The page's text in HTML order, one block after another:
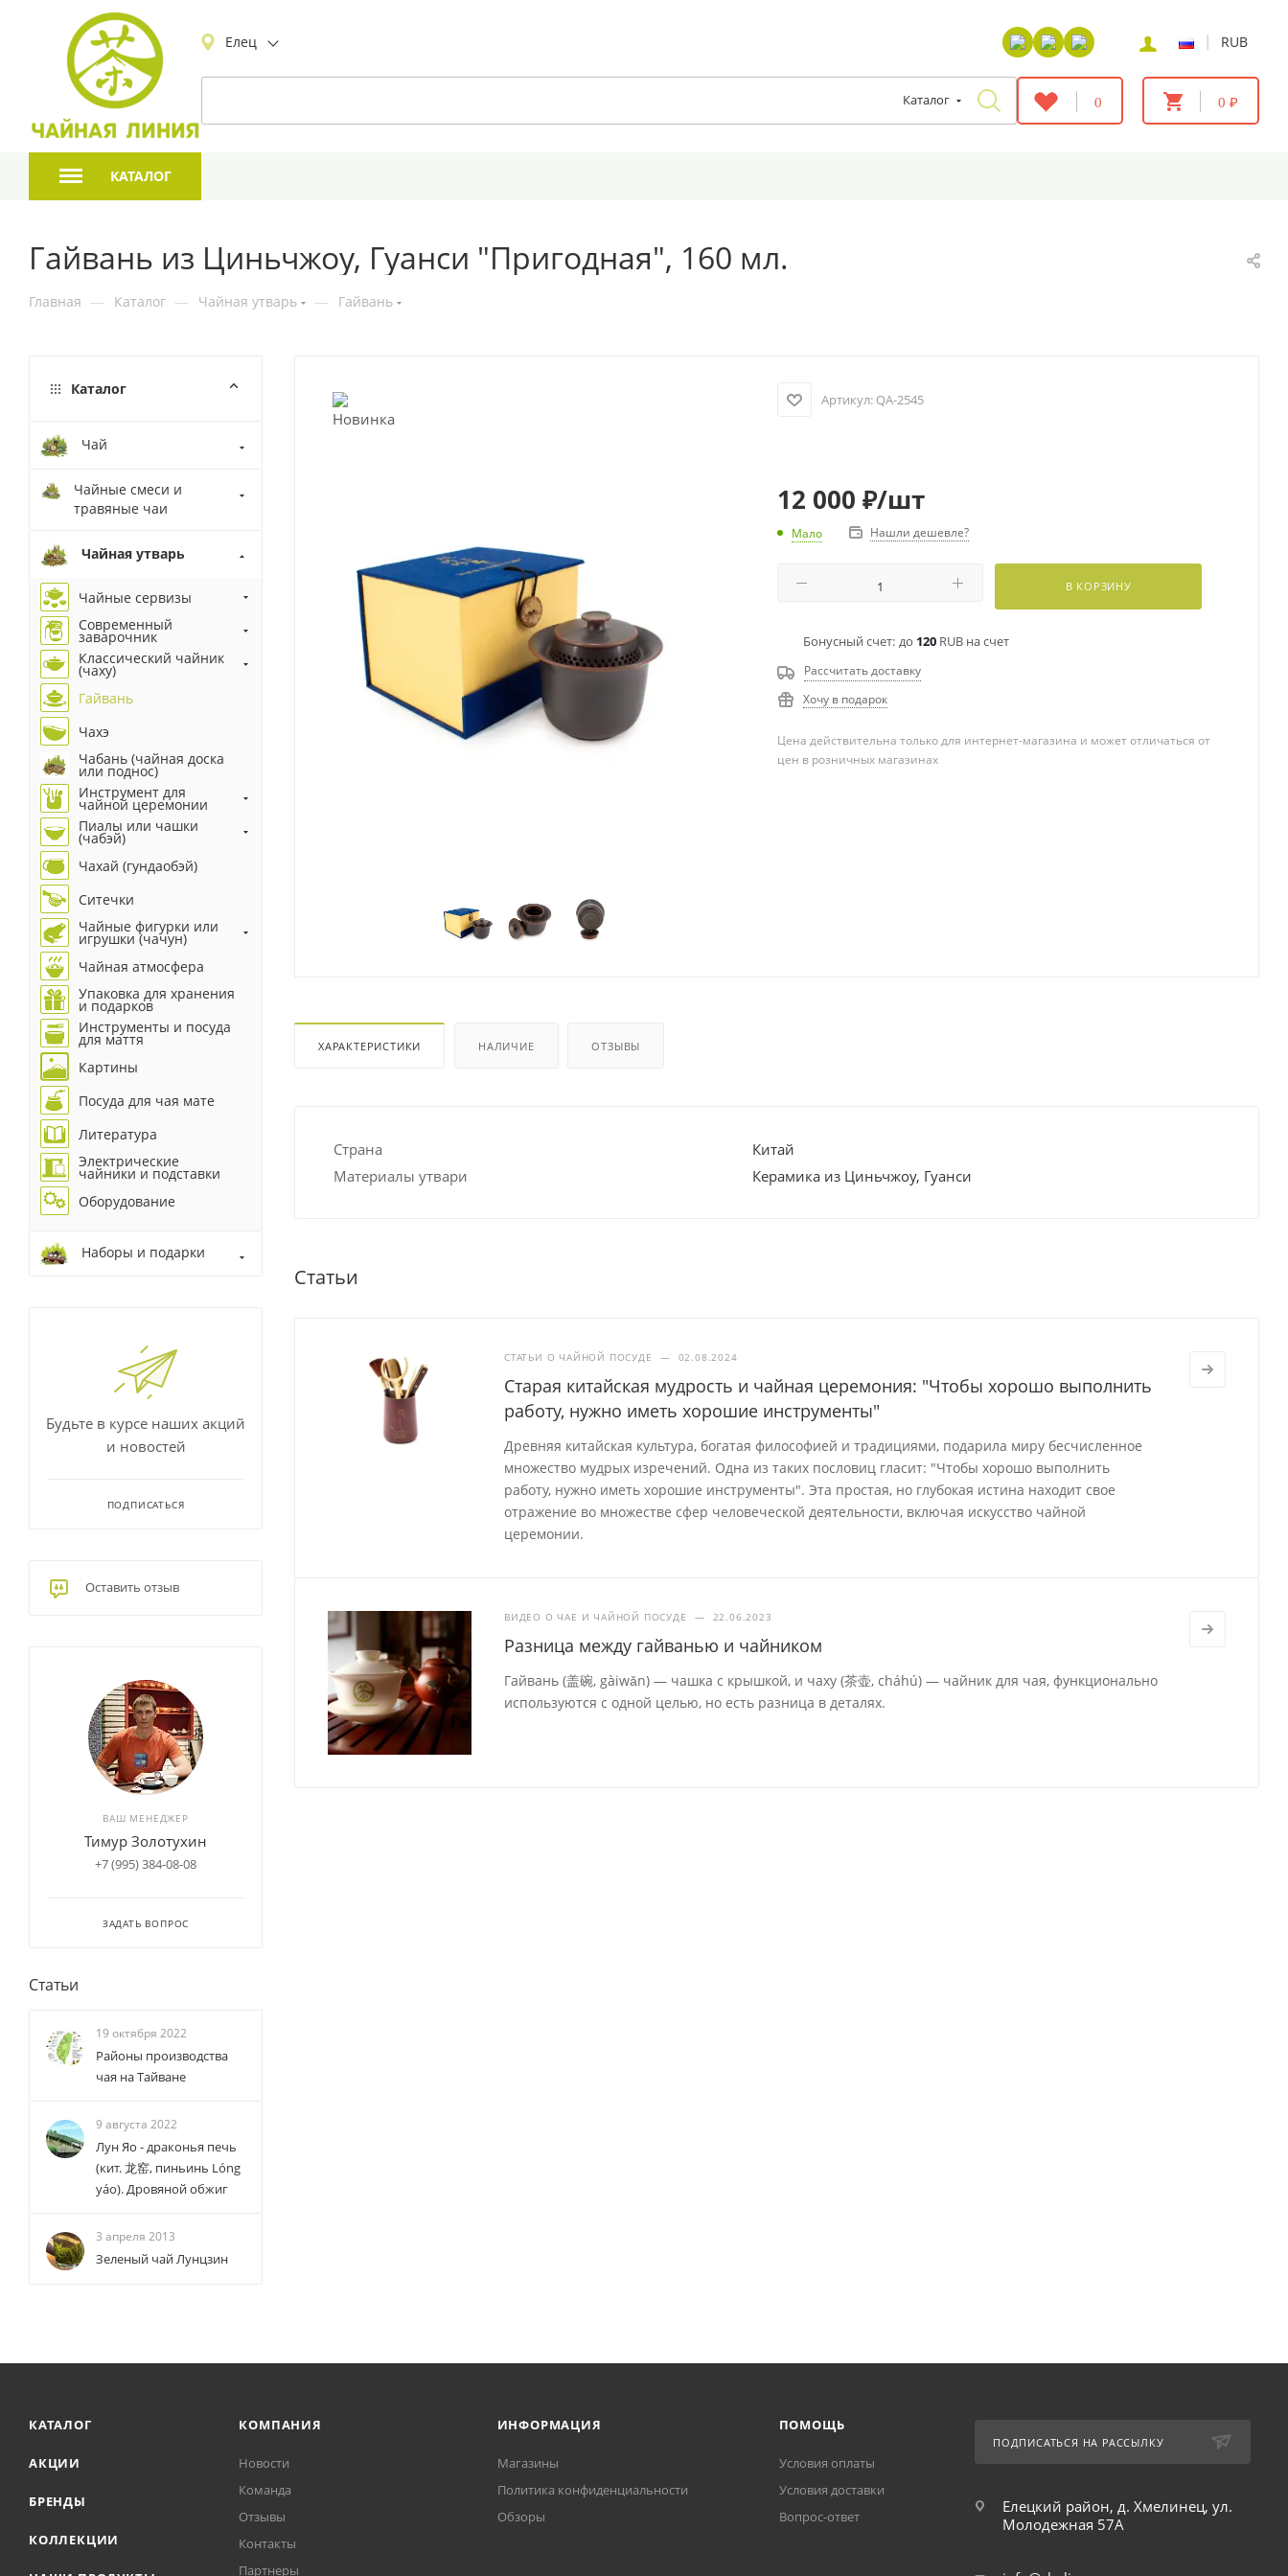
Елец | RUB
Каталог 0 0 ₽
КАТАЛОГ
Гайвань из Циньчжоу, Гуанси "Пригодная", 160 мл.
Главная — Каталог — Чайная утварь — Гайвань
Артикул: QA-2545
12 000 ₽/шт
Мало Нашли дешевле?
В КОРЗИНУ
Бонусный счет: до 120RUB на счет
Рассчитать доставку
Хочу в подарок
Цена действительна только для интернет-магазина и может отличаться от
цен в розничных магазинах
ХАРАКТЕРИСТИКИ НАЛИЧИЕ ОТЗЫВЫ
Страна
Китай
Материалы утвари
Керамика из Циньчжоу, Гуанси
Статьи
СТАТЬИ О ЧАЙНОЙ ПОСУДЕ — 02.08.2024
Старая китайская мудрость и чайная церемония: "Чтобы хорошо выполнить
работу, нужно иметь хорошие инструменты"
Древняя китайская культура, богатая философией и традициями, подарила миру бесчисленное
множество мудрых изречений. Одна из таких пословиц гласит: "Чтобы хорошо выполнить
работу, нужно иметь хорошие инструменты". Эта простая, но глубокая истина находит свое
отражение во множестве сфер человеческой деятельности, включая искусство чайной
церемонии.
ВИДЕО О ЧАЕ И ЧАЙНОЙ ПОСУДЕ — 22.06.2023
Разница между гайванью и чайником
Гайвань (盖碗, gàiwǎn) — чашка с крышкой, и чаху (茶壶, cháhú) — чайник для чая, функционально
используются с одной целью, но есть разница в деталях.
Каталог
Чай
Чайные смеси и
травяные чаи
Чайная утварь
Чайные сервизы
Современный
заварочник
Классический чайник
(чаху)
Гайвань
Чахэ
Чабань (чайная доска
или поднос)
Инструмент для
чайной церемонии
Пиалы или чашки
(чабэй)
Чахай (гундаобэй)
Ситечки
Чайные фигурки или
игрушки (чачун)
Чайная атмосфера
Упаковка для хранения
и подарков
Инструменты и посуда
для маття
Картины
Посуда для чая мате
Литература
Электрические
чайники и подставки
Оборудование
Наборы и подарки
Будьте в курсе наших акций
и новостей
ПОДПИСАТЬСЯ
Оставить отзыв
ВАШ МЕНЕДЖЕР
Тимур Золотухин
+7 (995) 384-08-08
ЗАДАТЬ ВОПРОС
Статьи
19 октября 2022
Районы производства
чая на Тайване
9 августа 2022
Лун Яо - драконья печь
(кит. 龙窑, пиньинь Lóng
yáo). Дровяной обжиг
3 апреля 2013
Зеленый чай Лунцзин
КАТАЛОГ
АКЦИИ
БРЕНДЫ
КОЛЛЕКЦИИ
КОМПАНИЯ
Новости
Команда
Отзывы
Контакты
Партнеры
ИНФОРМАЦИЯ
Магазины
Политика конфиденциальности
Обзоры
ПОМОЩЬ
Условия оплаты
Условия доставки
Вопрос-ответ
ПОДПИСАТЬСЯ НА РАССЫЛКУ
Елецкий район, д. Хмелинец, ул.
Молодежная 57А